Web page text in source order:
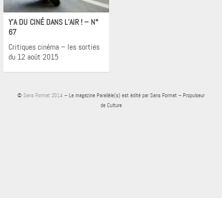
Cinéma
Y’A DU CINÉ DANS L’AIR ! – N°
67
Critiques cinéma – les sorties
du 12 août 2015
© Sans Format 2014 – Le magazine Parallèle(s) est édité par Sans Format – Propulseur
de Culture